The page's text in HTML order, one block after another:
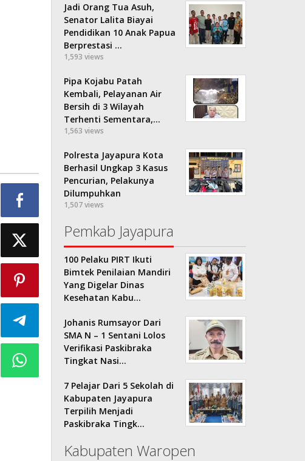
Jadi Orang Tua Asuh,
Senator Lalita Biayai
Pendidikan 10 Anak Papua
Berprestasi …
1,593 views
Pipa Kojabu Patah
Kembali, Pelayanan Air
Bersih di 3 Wilayah
Terhenti Sementara,…
1,563 views
Polresta Jayapura Kota
Berhasil Ungkap 3 Kasus
Pencurian, Pelakunya
Dilumpuhkan
1,507 views
Pemkab Jayapura
100 Pelaku PIRT Ikuti
Bimtek Penilaian Mandiri
Yang Digelar Dinas
Kesehatan Kabu…
Johanis Rumsayor Dari
SMA N – 1 Sentani Lolos
Verifikasi Paskibraka
Tingkat Nasi…
7 Pelajar Dari 5 Sekolah di
Kabupaten Jayapura
Terpilih Menjadi
Paskibraka Tingk…
Kabupaten Waropen